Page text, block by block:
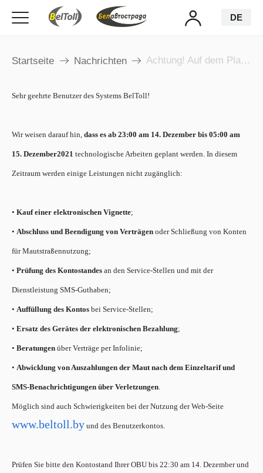
DE
Startseite Nachrichten Achtung! Auf dem Plan stehen technische Arbeiten
Sehr geehrte Benutzer des Systems BelToll!
Wir weisen darauf hin, dass es ab 23:00 am 14. Dezemberbis 05:00 am
15. Dezember2021 technologische Arbeiten geplant werden. In diesem
Zeitraum werden einige Leistungen nicht zugänglich:
• Kauf einer elektronischen Vignette;
• Abschluss und Beendigung von Verträgenoder Schließung von Konten
für Mautstraßennutzung;
• Prüfung des Kontostandesan den Service-Stellen und mit der
Dienstleistung SMS-Guthaben;
• Auffüllung des Kontosbei Service-Stellen;
• Ersatz des Gerätes der elektronischen Bezahlung;
• Beratungenüber Verträge per Infolinie;
• Abwicklung von Auszahlungen der Maut nach dem Einzeltarif und
SMS-Benachrichtigungen über Verletzungen.
Möglich sind auch Schwierigkeiten bei der Nutzung der Web-Seite
www.beltoll.byund des Benutzerkontos.
Prüfen Sie bitte den Kontostand Ihrer OBU bis 22:30 am 14. Dezember und